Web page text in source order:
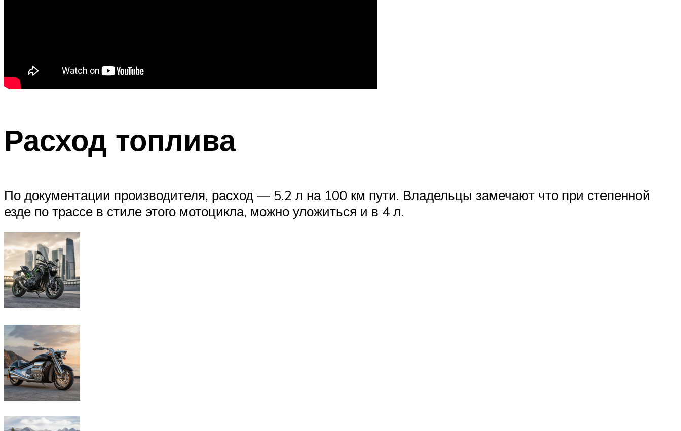
Расход топлива
По документации производителя, расход — 5.2 л на 100 км пути. Владельцы замечают что при степенной
езде по трассе в стиле этого мотоцикла, можно уложиться и в 4 л.